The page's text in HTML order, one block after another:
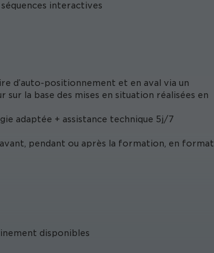
interactives
d’auto-positionnement et en aval via un
la base des mises en situation réalisées en
adaptée + assistance technique 5j/7
pendant ou après la formation, en format
disponibles